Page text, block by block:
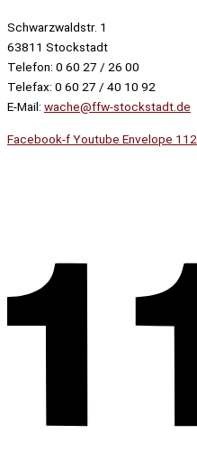
Schwarzwaldstr. 1
63811 Stockstadt
Telefon: 0 60 27 / 26 00
Telefax: 0 60 27 / 40 10 92
E-Mail: wache@ffw-stockstadt.de
Facebook-fYoutube Envelope 112